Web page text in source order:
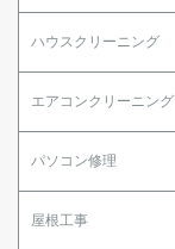
ハウスクリーニング
エアコンクリーニング
パソコン修理
屋根工事